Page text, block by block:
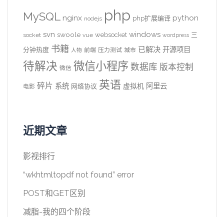
MySQL nginx nodejs php php扩展编译 python
socket svn swoole vue websocket windows wordpress 三
分钟热度 书籍 人物 前端 压力测试 城市 已解决 开源项目
待解决 微信 微信小程序 数据库 版本控制
电影 碎片 系统 网络协议 英语 虚拟机 阿里云
近期文章
影视排行
“wkhtmltopdf not found” error
POST和GET区别
减脂-我的四个阶段